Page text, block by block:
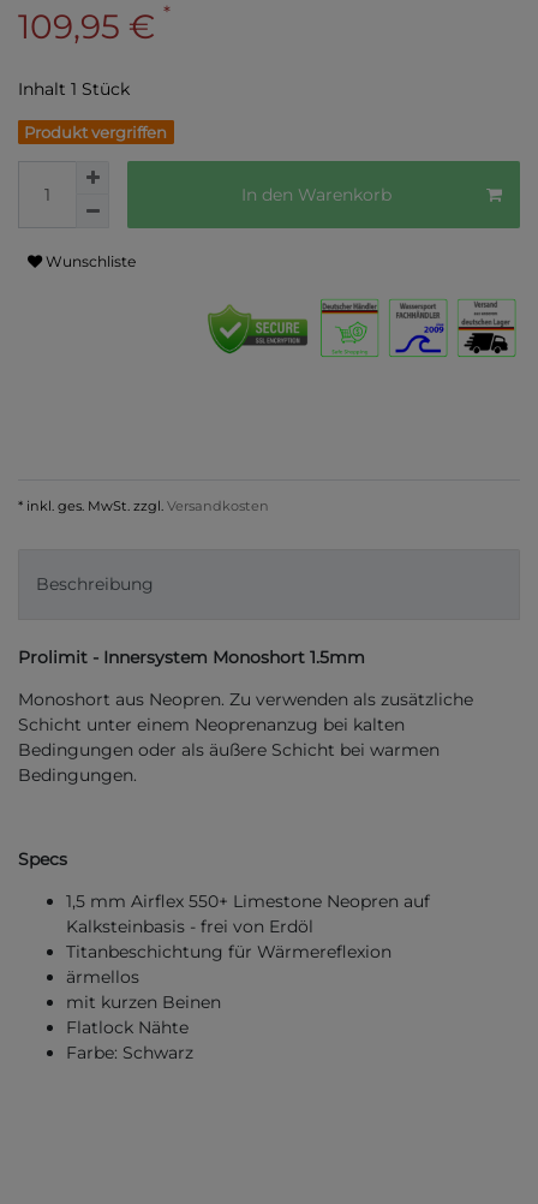
109,95 € *
Inhalt 1 Stück
Produkt vergriffen
In den Warenkorb
Wunschliste
* inkl. ges. MwSt. zzgl. Versandkosten
Beschreibung
Prolimit - Innersystem Monoshort 1.5mm
Monoshort aus Neopren. Zu verwenden als zusätzliche
Schicht unter einem Neoprenanzug bei kalten
Bedingungen oder als äußere Schicht bei warmen
Bedingungen.
Specs
1,5 mm Airflex 550+ Limestone Neopren auf
Kalksteinbasis - frei von Erdöl
Titanbeschichtung für Wärmereflexion
ärmellos
mit kurzen Beinen
Flatlock Nähte
Farbe: Schwarz